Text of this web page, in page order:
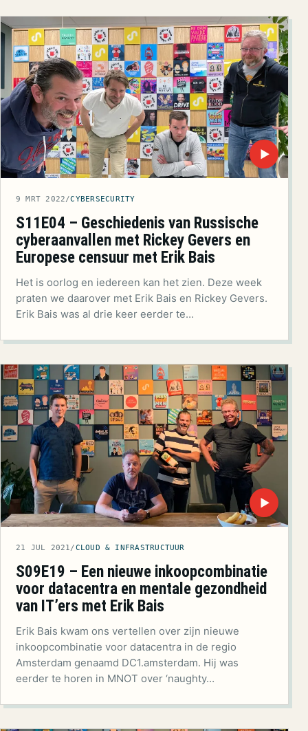
▶
9 MRT 2022/CYBERSECURITY
S11E04 – Geschiedenis van Russische
cyberaanvallen met Rickey Gevers en
Europese censuur met Erik Bais
Het is oorlog en iedereen kan het zien. Deze week
praten we daarover met Erik Bais en Rickey Gevers.
Erik Bais was al drie keer eerder te…
▶
21 JUL 2021 /CLOUD & INFRASTRUCTUUR
S09E19 – Een nieuwe inkoopcombinatie
voor datacentra en mentale gezondheid
van IT’ers met Erik Bais
Erik Bais kwam ons vertellen over zijn nieuwe
inkoopcombinatie voor datacentra in de regio
Amsterdam genaamd DC1.amsterdam. Hij was
eerder te horen in MNOT over ‘naughty…